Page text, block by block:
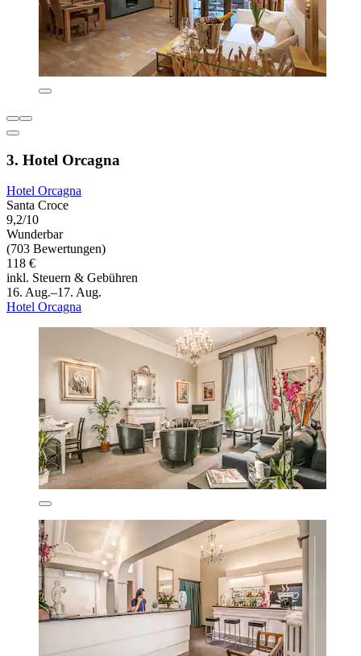
3. Hotel Orcagna
Hotel Orcagna
Santa Croce
9,2/10
Wunderbar
(703 Bewertungen)
118 €
inkl. Steuern & Gebühren
16. Aug.–17. Aug.
Hotel Orcagna